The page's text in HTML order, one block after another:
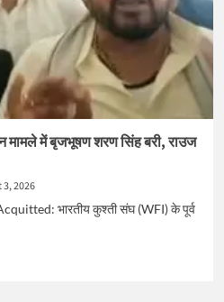
मामले में बृजभूषण शरण सिंह बरी, राउज
2026
भारतीय कुश्ती संघ (WFI) के पूर्व